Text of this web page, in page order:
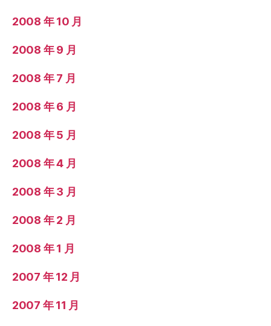
2008 年 10 月
2008 年 9 月
2008 年 7 月
2008 年 6 月
2008 年 5 月
2008 年 4 月
2008 年 3 月
2008 年 2 月
2008 年 1 月
2007 年 12 月
2007 年 11 月